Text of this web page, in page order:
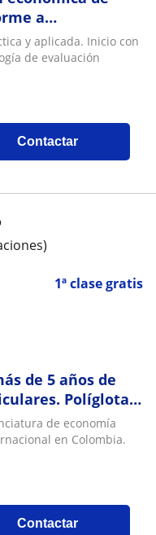
a
y aplicada. Inicio con
de evaluación
Contactar
1ª clase gratis
de 5 años de
Políglota.
de economía
en Colombia.
Contactar